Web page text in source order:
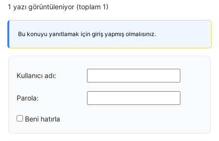
1 yazı görüntüleniyor (toplam 1)
Bu konuyu yanıtlamak için giriş yapmış olmalısınız.
Kullanıcı adı:
Parola:
Beni hatırla